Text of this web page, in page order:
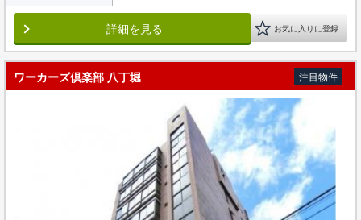
詳細を見る お気に入りに登録
ワーカーズ倶楽部 八丁堀 注目物件